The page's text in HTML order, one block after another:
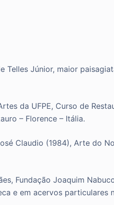
Telles Júnior, maior
da UFPE, Curso de
– Florence – Itália.
Claudio (1984), Arte do
Fundação Joaquim
e em acervos particulares